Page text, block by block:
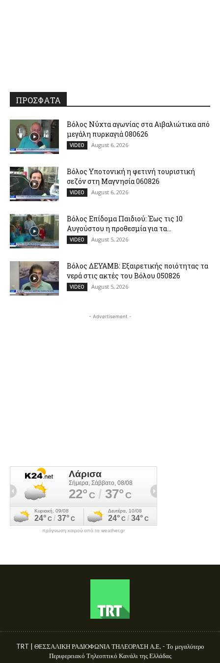
ΠΡΟΣΦΑΤΑ
Βόλος Νύχτα αγωνίας στα Αιβαλιώτικα από
μεγάλη πυρκαγιά 080626
VIDEO August 6, 2026
Βόλος Υποτονική η φετινή τουριστική
σεζόν στη Μαγνησία 060826
VIDEO August 6, 2026
Βόλος Επίδομα Παιδιού: Έως τις 10
Αυγούστου η προθεσμία για τα...
VIDEO August 5, 2026
Βόλος ΔΕΥΑΜΒ: Εξαιρετικής ποιότητας τα
νερά στις ακτές του Βόλου 050826
VIDEO August 5, 2026
- Advertisement -
πρόγνωση καιρού από το weather.gr
TRT | ΘΕΣΣΑΛΙΚΗ ΡΑΔΙΟΦΩΝΙΑ ΤΗΛΕΟΡΑΣΗ Α.Ε. - Το μεγαλύτερο
Περιφερειακό Τηλεοπτικό Κανάλι της Ελλάδας